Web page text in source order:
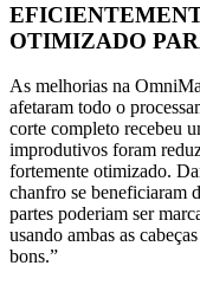
OTIMIZADO
As melhorias na
afetaram todo o
corte completo recebeu
improdutivos foram
fortemente otimizado.
chanfro se beneficiaram
partes poderiam ser
usando ambas as
bons.”